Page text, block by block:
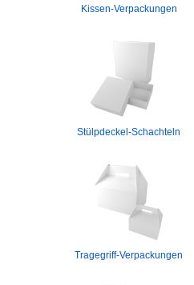
Kissen-Verpackungen
Stülpdeckel-Schachteln
Tragegriff-Verpackungen